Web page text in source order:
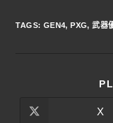
TAGS: GEN4, PXG, 武器
X